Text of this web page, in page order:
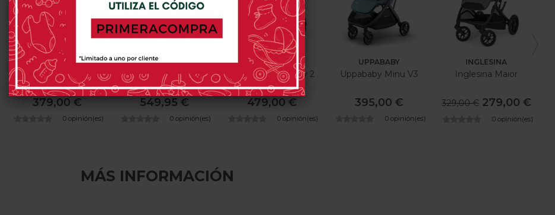
VALCO BABY
Silla De Paseo Valco
Snap 4
379,00 €
0 opinión(es)
CYBEX
Chasis Cybex Mios
549,95 €
0 opinión(es)
BUGABOO
Bugaboo Butterfly 2
479,00 €
0 opinión(es)
UPPABABY
Uppababy Minu V3
395,00 €
0 opinión(es)
INGLESINA
Inglesina Maior
329,00 € 279,00 €
0 opinión(es)
MÁS INFORMACIÓN